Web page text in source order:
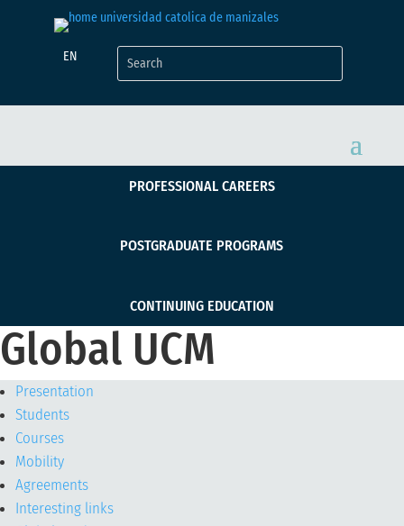
EN
PROFESSIONAL CAREERS
POSTGRADUATE PROGRAMS
CONTINUING EDUCATION
Global UCM
Presentation
Students
Courses
Mobility
Agreements
Interesting links